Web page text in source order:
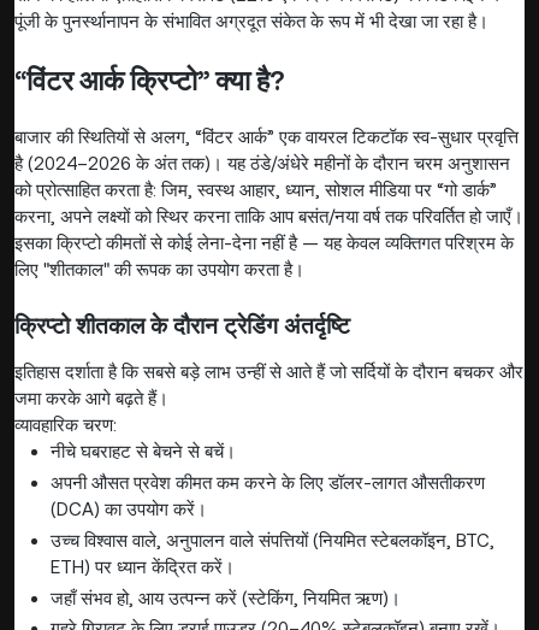
पूंजी के पुनर्स्थानापन के संभावित अग्रदूत संकेत के रूप में भी देखा जा रहा है।
“विंटर आर्क क्रिप्टो” क्या है?
बाजार की स्थितियों से अलग, “विंटर आर्क” एक वायरल टिकटॉक स्व-सुधार प्रवृत्ति
है (2024–2026 के अंत तक)। यह ठंडे/अंधेरे महीनों के दौरान चरम अनुशासन
को प्रोत्साहित करता है: जिम, स्वस्थ आहार, ध्यान, सोशल मीडिया पर “गो डार्क”
करना, अपने लक्ष्यों को स्थिर करना ताकि आप बसंत/नया वर्ष तक परिवर्तित हो जाएँ।
इसका क्रिप्टो कीमतों से कोई लेना-देना नहीं है — यह केवल व्यक्तिगत परिश्रम के
लिए "शीतकाल" की रूपक का उपयोग करता है।
क्रिप्टो शीतकाल के दौरान ट्रेडिंग अंतर्दृष्टि
इतिहास दर्शाता है कि सबसे बड़े लाभ उन्हीं से आते हैं जो सर्दियों के दौरान बचकर और
जमा करके आगे बढ़ते हैं।
व्यावहारिक चरण:
नीचे घबराहट से बेचने से बचें।
अपनी औसत प्रवेश कीमत कम करने के लिए डॉलर-लागत औसतीकरण
(DCA) का उपयोग करें।
उच्च विश्वास वाले, अनुपालन वाले संपत्तियों (नियमित स्टेबलकॉइन, BTC,
ETH) पर ध्यान केंद्रित करें।
जहाँ संभव हो, आय उत्पन्न करें (स्टेकिंग, नियमित ऋण)।